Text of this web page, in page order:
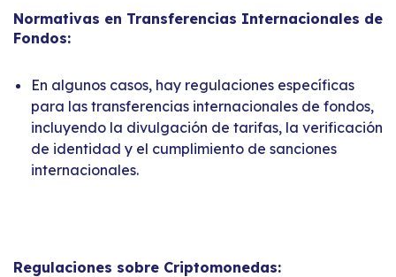
Normativas en Transferencias Internacionales de
Fondos:
En algunos casos, hay regulaciones específicas
para las transferencias internacionales de fondos,
incluyendo la divulgación de tarifas, la verificación
de identidad y el cumplimiento de sanciones
internacionales.
Regulaciones sobre Criptomonedas: